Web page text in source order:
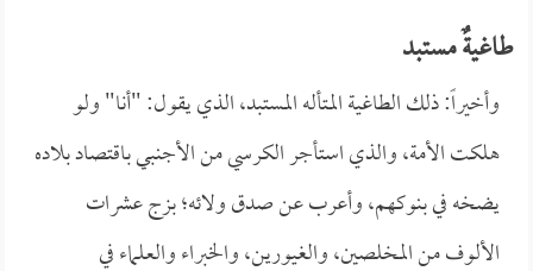
طاغيةٌ مستبد
وأخيراً: ذلك الطاغية المتأله المستبد، الذي يقول: "أنا" ولو
هلكت الأمة، والذي استأجر الكرسي من الأجنبي باقتصاد بلاده
يضخه في بنوكهم، وأعرب عن صدق ولائه؛ بزج عشرات
الألوف من المخلصين، والغيورين، والخبراء والعلماء في